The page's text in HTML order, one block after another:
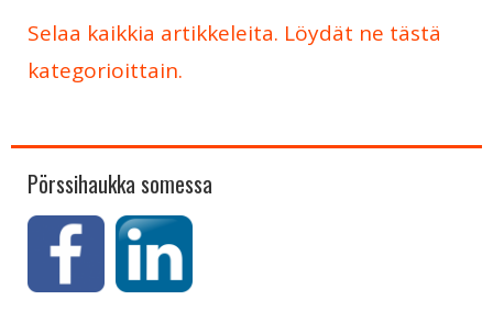
Selaa kaikkia artikkeleita. Löydät ne tästä
kategorioittain.
Pörssihaukka somessa